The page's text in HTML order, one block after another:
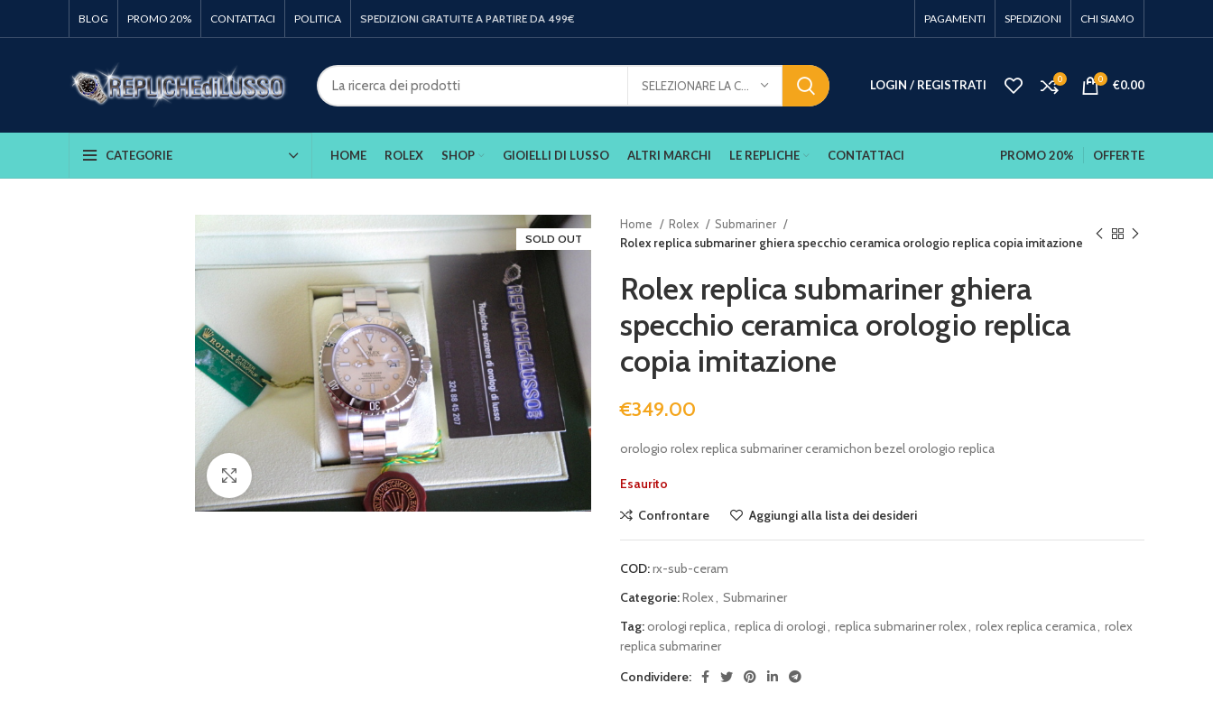
BLOG PROMO 20% CONTATTACI POLITICA SPEDIZIONI GRATUITE A PARTIRE DA 499€ PAGAMENTI SPEDIZIONI CHI SIAMO
LOGIN / REGISTRATI 0 0 €0.00
CATEGORIE HOME ROLEX SHOP GIOIELLI DI LUSSO ALTRI MARCHI LE REPLICHE CONTATTACI PROMO 20% OFFERTE
SOLD OUT
Clicca per ingrandire
Home Rolex
Submariner
Rolex replica submariner ghiera specchio ceramica orologio replica copia imitazione
Rolex replica submariner ghiera
specchio ceramica orologio replica
copia imitazione
€349.00
orologio rolex replica submariner ceramichon bezel orologio replica
Esaurito
Confrontare
Aggiungi alla lista dei desideri
COD:rx-sub-ceram
Categorie:Rolex, Submariner
Tag:orologi replica, replica di orologi, replica submariner rolex, rolex replica ceramica, rolex
replica submariner
Condividere: